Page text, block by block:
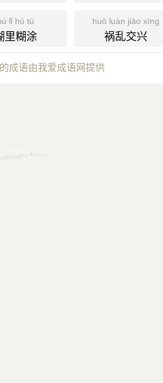
lǐ hú tú
里糊涂
huò luàn jiāo xīng
祸乱交兴
成语由我爱成语网提供